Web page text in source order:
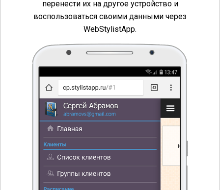
перенести их на другое устройство и
воспользоваться своими данными через
WebStylistApp.